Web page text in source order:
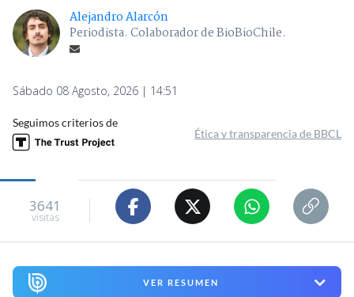
Alejandro Alarcón
Periodista. Colaborador de BioBioChile.
Sábado 08 Agosto, 2026 | 14:51
Seguimos criterios de
Ética y transparencia de BBCL
3641
visitas
VER RESUMEN